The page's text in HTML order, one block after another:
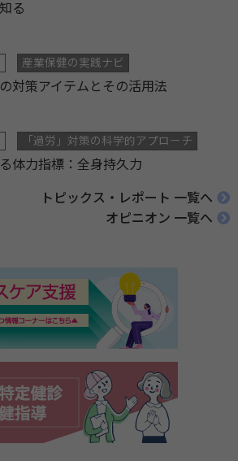
る
産業保健の実践ナビ
対策アイテムとその活用法
「過労」対策の科学的アプローチ
体力指標：全身持久力
トピックス・レポート 一覧へ
オピニオン 一覧へ